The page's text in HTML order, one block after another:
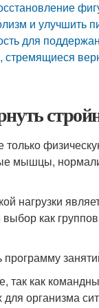
и улучшить
для
мышцы,
нагрузки
как
как
организма